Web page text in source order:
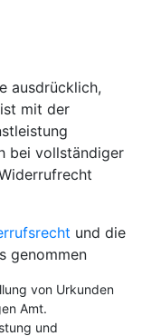
ausdrücklich,
mit der
bei vollständiger
und die
genommen
von Urkunden
Amt.
und